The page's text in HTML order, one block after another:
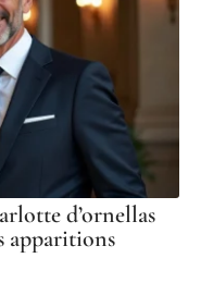
d’ornellas
apparitions